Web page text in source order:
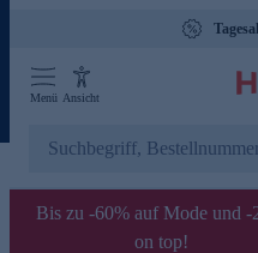
Menü Ansicht
Bis zu -60% auf Mode und -
on top!